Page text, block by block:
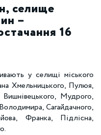
селище
–
16
у селищі міського
Хмельницького, Пулюя,
Вишнівецького, Мудрого,
Сагайдачного,
Франка, Підлісна,